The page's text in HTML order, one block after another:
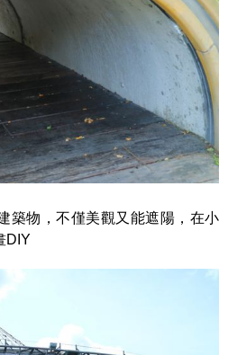
築物，不僅美觀又能遮陽，在小
DIY